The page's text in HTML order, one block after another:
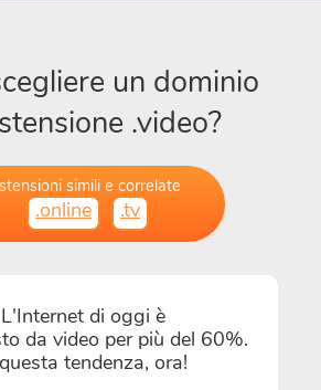
un dominio
.video?
simili e correlate
.online .tv
di oggi è
da video per più del 60%.
tendenza, ora!